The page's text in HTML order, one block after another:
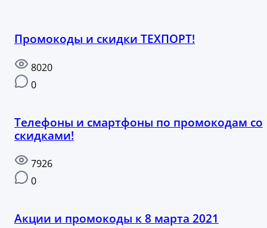
Промокоды и скидки ТЕХПОРТ!
8020
0
Телефоны и смартфоны по промокодам со
скидками!
7926
0
Акции и промокоды к 8 марта 2021